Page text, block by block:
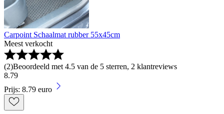
Carpoint Schaalmat rubber 55x45cm
Meest verkocht
(2)Beoordeeld met 4.5 van de 5 sterren, 2 klantreviews
8.79
Prijs: 8.79 euro